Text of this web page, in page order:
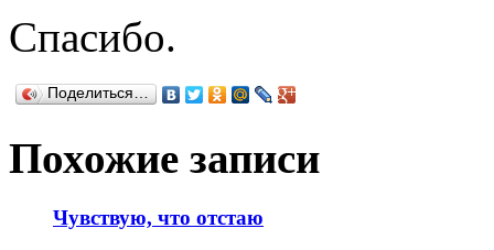
Спасибо.
Поделиться…
Похожие записи
Чувствую, что отстаю